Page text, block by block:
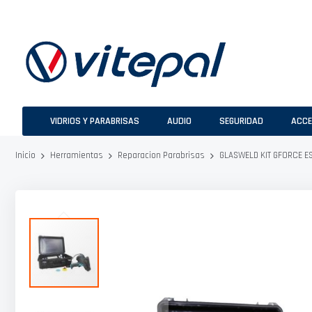
VIDRIOS Y PARABRISAS AUDIO SEGURIDAD
Inicio Herramientas Reparacion Parabrisas GLASWELD KIT GFORCE
al
final
galería